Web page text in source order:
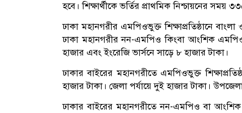
হবে। শিক্ষার্থীকে ভর্তির প্রাথমিক নিশ্চায়নের সময়
ঢাকা মহানগরীর এমপিওভুক্ত শিক্ষাপ্রতিষ্ঠানে
ঢাকা মহানগরীর নন-এমপিও কিংবা আংশিক এমপিও
হাজার এবং ইংরেজি ভার্সনে সাড়ে ৮ হাজার টাকা।
ঢাকার বাইরের মহানগরীতে এমপিওভুক্ত
হাজার টাকা। জেলা পর্যায়ে দুই হাজার টাকা।
ঢাকার বাইরের মহানগরীতে নন-এমপিও বা আংশিক